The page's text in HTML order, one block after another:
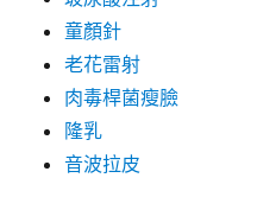
童顏針
老花雷射
肉毒桿菌瘦臉
隆乳
音波拉皮